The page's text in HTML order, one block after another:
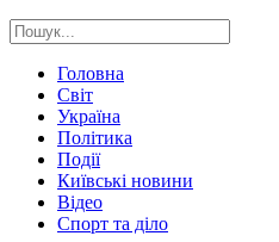
Головна
Світ
Україна
Політика
Події
Київські новини
Відео
Спорт та діло